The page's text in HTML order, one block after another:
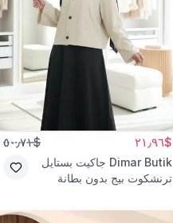
$٢١٫٩٦ $٥٠٫٧١
Dimar Butik جاكيت بستايل
ترنشكوت بيج بدون بطانة